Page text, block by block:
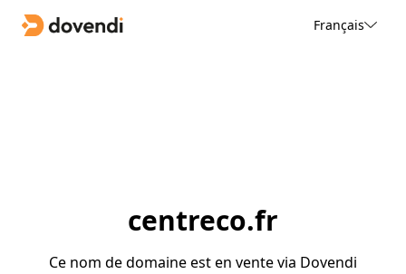
Français
centreco.fr
Ce nom de domaine est en vente via Dovendi